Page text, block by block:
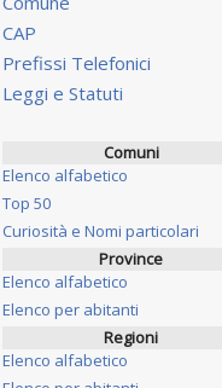
CAP
Prefissi Telefonici
Leggi e Statuti
Comuni
Elenco alfabetico
Top 50
Curiosità e Nomi particolari
Province
Elenco alfabetico
Elenco per abitanti
Regioni
Elenco alfabetico